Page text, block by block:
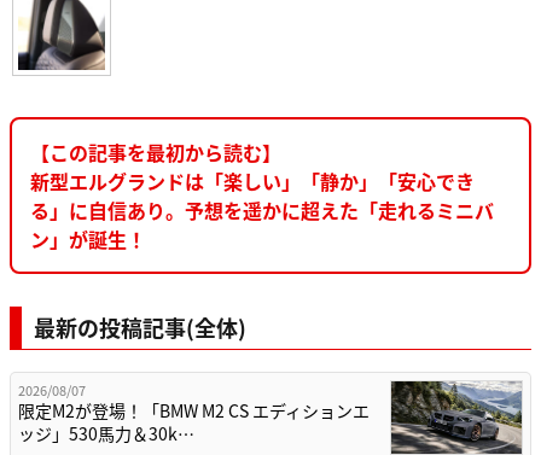
【この記事を最初から読む】
新型エルグランドは「楽しい」「静か」「安心でき
る」に自信あり。予想を遥かに超えた「走れるミニバ
ン」が誕生！
最新の投稿記事(全体)
2026/08/07
限定M2が登場！「BMW M2 CS エディションエ
ッジ」530馬力＆30k…